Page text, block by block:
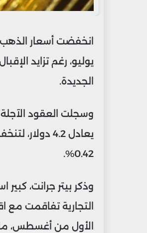
انخفضت أسعار
يوليو، رغم تزايد
الجديدة.
0.42%.
وذكر بيتر جرانت، كبير
التجارية تفاقمت مع
الأول من أغسطس، ما